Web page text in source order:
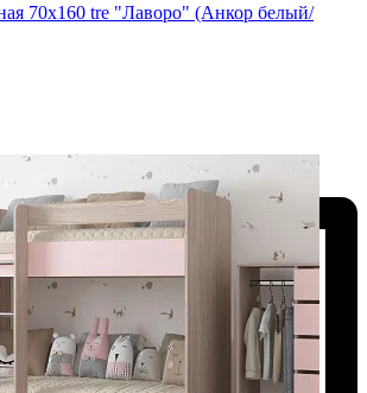
70х160 tre "Лаворо" (Анкор белый/